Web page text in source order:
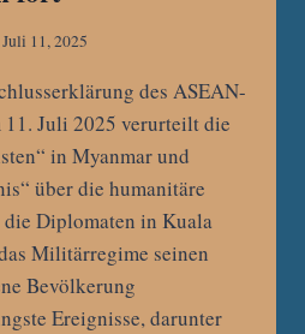
Juli 11, 2025
des ASEAN-
Juli 2025 verurteilt die
in Myanmar und
über die humanitäre
Diplomaten in Kuala
Militärregime seinen
Bevölkerung
Ereignisse, darunter